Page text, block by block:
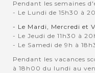
Pendant les semaines
- Le Lundi de 15h30 à
- Le Mardi, Mercredi et
- Le Jeudi de 11h30 à
- Le Samedi de 9h à
Pendant les vacances
à 18h00 du lundi au